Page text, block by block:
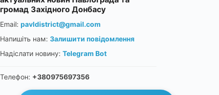
громад Західного Донбасу
Email: pavldistrict@gmail.com
Напишіть нам: Залишити повідомлення
Надіслати новину: Telegram Bot
Телефон: +380975697356